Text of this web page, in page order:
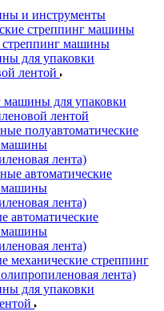
и инструменты
стреппинг машины
стреппинг машины
для упаковки
лентой
машины для упаковки
лентой
полуавтоматические
машины
лента)
автоматические
машины
лента)
автоматические
машины
лента)
механические стреппинг
лента)
для упаковки